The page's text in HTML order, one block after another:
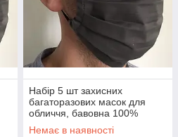
Набір 5 шт захисних
багаторазових масок для
обличчя, бавовна 100%
Немає в наявності